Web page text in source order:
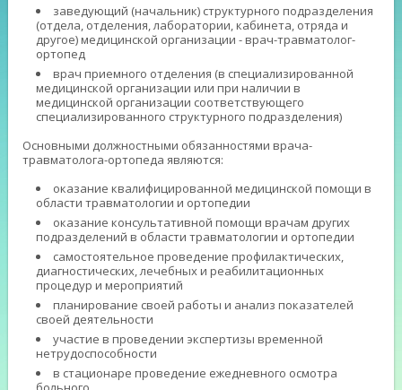
заведующий (начальник) структурного подразделения
(отдела, отделения, лаборатории, кабинета, отряда и
другое) медицинской организации - врач-травматолог-
ортопед
врач приемного отделения (в специализированной
медицинской организации или при наличии в
медицинской организации соответствующего
специализированного структурного подразделения)
Основными должностными обязанностями врача-
травматолога-ортопеда являются:
оказание квалифицированной медицинской помощи в
области травматологии и ортопедии
оказание консультативной помощи врачам других
подразделений в области травматологии и ортопедии
самостоятельное проведение профилактических,
диагностических, лечебных и реабилитационных
процедур и мероприятий
планирование своей работы и анализ показателей
своей деятельности
участие в проведении экспертизы временной
нетрудоспособности
в стационаре проведение ежедневного осмотра